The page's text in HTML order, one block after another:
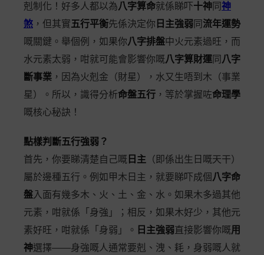
剋制化！好多人都以為八字算命就係睇吓十神 同 神
煞 ，但其實五行平衡先係決定你 日主強弱 同 流年運勢
嘅關鍵。舉個例，如果你八字排盤中火元素過旺，而
水元素太弱，咁就可能會影響你嘅八字算財運 同 八字
斷事業 ，因為火剋金（財星），水又生唔到木（事業
星）。所以，識得分析命盤五行 ，等於掌握咗命理學
嘅核心秘訣！
點樣判斷五行強弱？
首先，你要睇清楚自己嘅 日主 （即係出生日嘅天干）
屬於邊種五行。例如甲木日主，就要睇吓成個 八字命
盤入面有幾多木、火、土、金、水。如果木多過其他
元素，咁就係「身強」；相反，如果木好少，其他元
素好旺，咁就係「身弱」。
日主強弱直接影響你嘅用
神選擇——身強嘅人通常要剋、洩、耗，身弱嘅人就